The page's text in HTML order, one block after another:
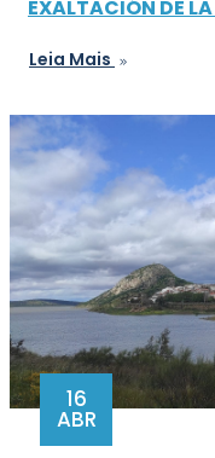
EXALTACIÓN DE
Leia Mais
16
ABR